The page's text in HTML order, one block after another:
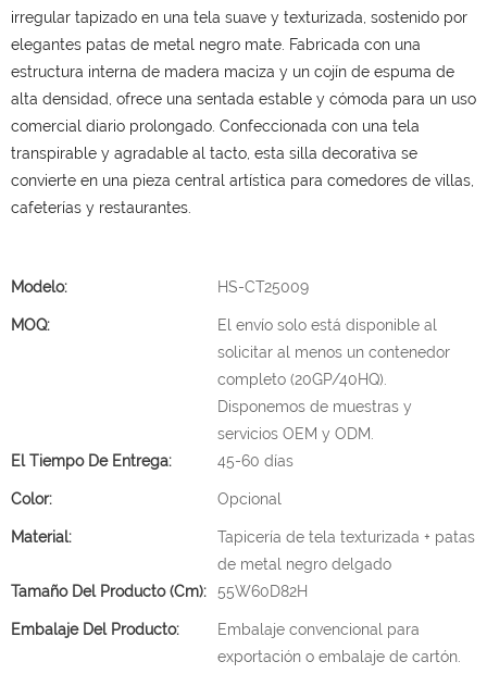
irregular tapizado en una tela suave y texturizada, sostenido por
elegantes patas de metal negro mate. Fabricada con una
estructura interna de madera maciza y un cojín de espuma de
alta densidad, ofrece una sentada estable y cómoda para un uso
comercial diario prolongado. Confeccionada con una tela
transpirable y agradable al tacto, esta silla decorativa se
convierte en una pieza central artística para comedores de villas,
cafeterías y restaurantes.
Modelo: HS-CT25009
MOQ:
El envío solo está disponible al
solicitar al menos un contenedor
completo (20GP/40HQ).
Disponemos de muestras y
servicios OEM y ODM.
El Tiempo De Entrega:
45-60 días
Color: Opcional
Material:
Tapicería de tela texturizada + patas
de metal negro delgado
Tamaño Del Producto (cm):
55W60D82H
Embalaje Del Producto:
Embalaje convencional para
exportación o embalaje de cartón.